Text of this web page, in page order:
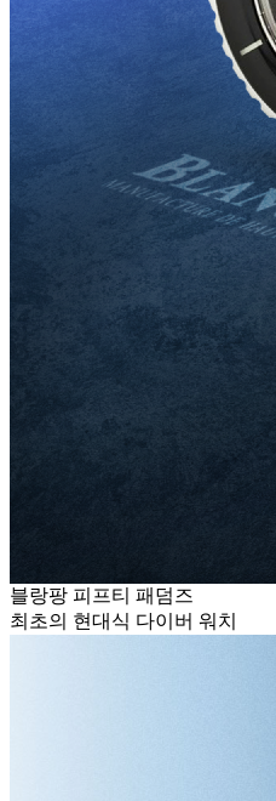
블랑팡 피프티 패덤즈
최초의 현대식 다이버 워치